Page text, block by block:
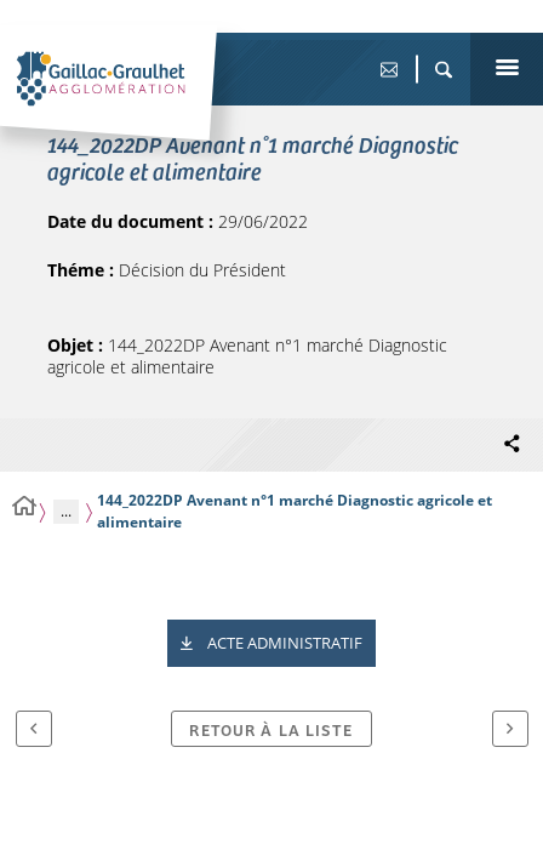
144_2022DP Avenant n°1 marché Diagnostic
agricole et alimentaire
Date du document : 29/06/2022
Théme : Décision du Président
Objet : 144_2022DP Avenant n°1 marché Diagnostic
agricole et alimentaire
...
144_2022DP Avenant n°1 marché Diagnostic agricole et
alimentaire
ACTE ADMINISTRATIF
RETOUR À LA LISTE